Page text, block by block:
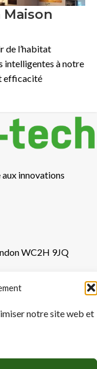
notre site web et
de l’habitat
intelligentes à notre
efficacité
innovations
WC2H 9JQ